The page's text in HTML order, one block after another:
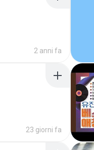
2 anni fa
23 giorni fa